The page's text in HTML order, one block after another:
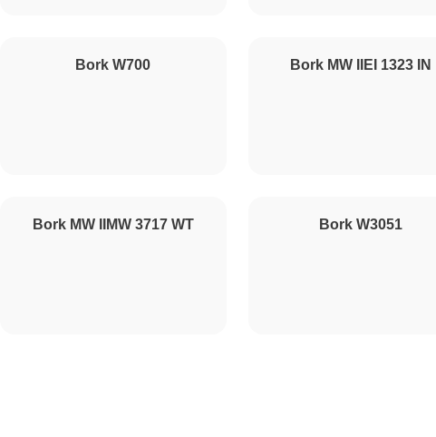
Bork W700 Bork MW IIEI 1323 IN
Bork MW IIMW 3717 WT Bork W3051